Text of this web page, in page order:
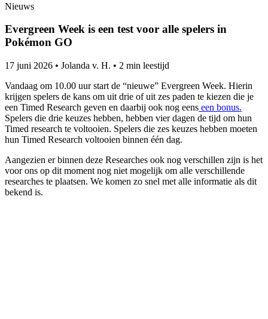
Nieuws
Evergreen Week is een test voor alle spelers in
Pokémon GO
17 juni 2026 • Jolanda v. H. • 2 min leestijd
Vandaag om 10.00 uur start de “nieuwe” Evergreen Week. Hierin
krijgen spelers de kans om uit drie of uit zes paden te kiezen die je
een Timed Research geven en daarbij ook nog eens een bonus.
Spelers die drie keuzes hebben, hebben vier dagen de tijd om hun
Timed research te voltooien. Spelers die zes keuzes hebben moeten
hun Timed Research voltooien binnen één dag.
Aangezien er binnen deze Researches ook nog verschillen zijn is het
voor ons op dit moment nog niet mogelijk om alle verschillende
researches te plaatsen. We komen zo snel met alle informatie als dit
bekend is.